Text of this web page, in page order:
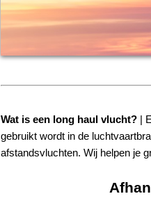
Wat is een long haul vlucht? |
gebruikt wordt in de
afstandsvluchten. Wij helpen je